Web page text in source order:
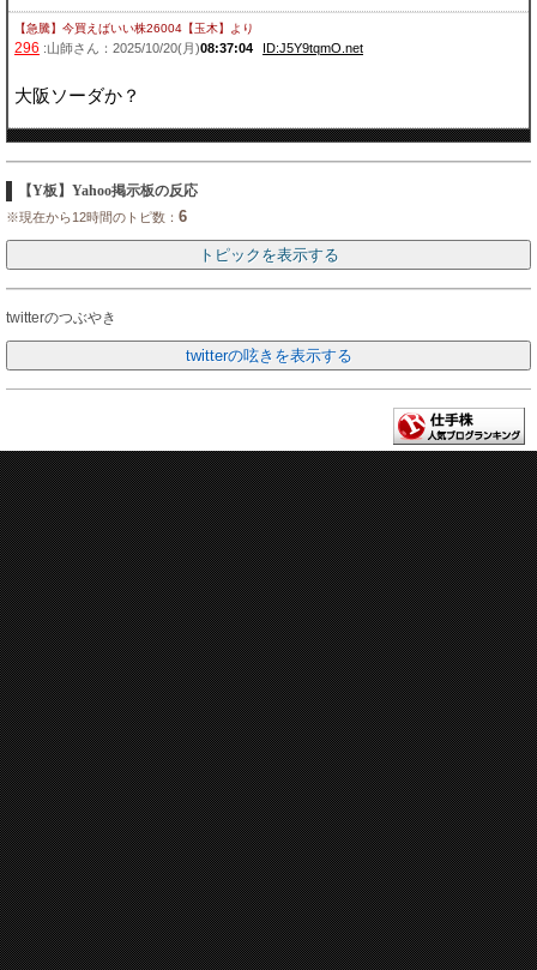
【急騰】今買えばいい株26004【玉木】 より
296 :山師さん：2025/10/20(月)08:37:04 ID:J5Y9tqmO.net
大阪ソーダか？
【Y板】Yahoo掲示板の反応
※現在から12時間のトピ数： 6
twitterのつぶやき